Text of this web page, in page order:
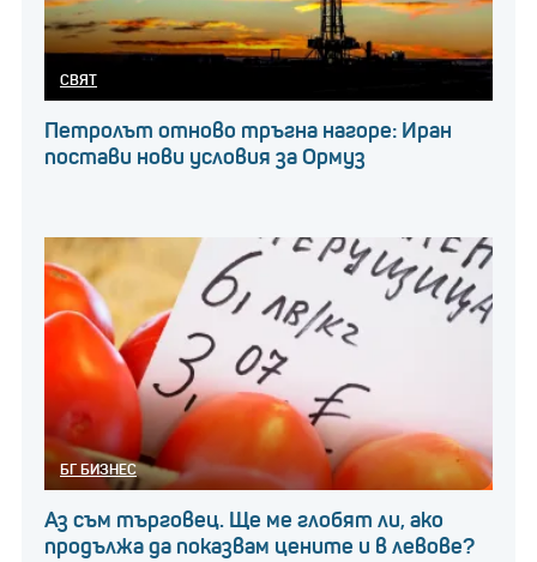
млечни продукти. При сирената и изварата през
2023 г. сме получили 10 574 тона от Германия, 6
921 тона от Полша и 6 475 тона от Нидерландия,
както и още 13 617 тона, в които сериозен дял
заемат млечните продукти от Италия, Румъния и
Вносът на млечни продукти и на непреработено
мляко директно се отразява на родното
производство, което се свива под натиска на
ниските изкупни цени, наложени от изкупвачите
на мляко.
СВЯТ
Петролът отново тръгна нагоре: Иран
постави нови условия за Ормуз
БГ БИЗНЕС
Аз съм търговец. Ще ме глобят ли, ако
продължа да показвам цените и в левове?